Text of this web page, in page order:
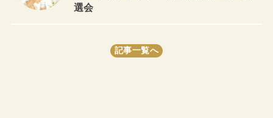
選会
記事一覧へ